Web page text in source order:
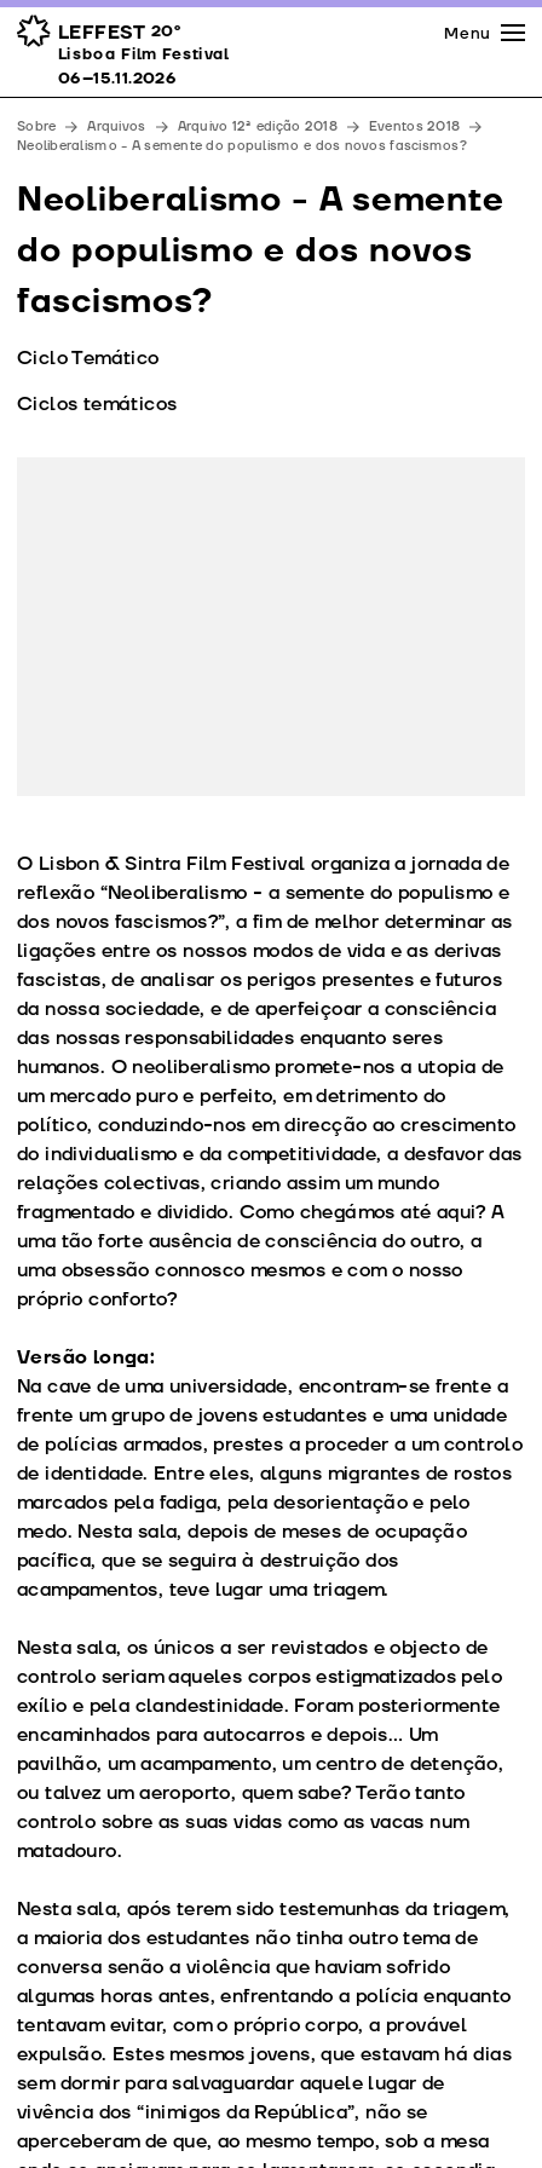
LEFFEST 20º
Lisboa Film Festival 06–15.11.2026
Prémios
Espaços
Apoios
Equipa
Downloads
Contactos
Menu
Lisboa Film Festival
06–15.11.2026
Sobre Arquivos Arquivo 12ª edição 2018
Eventos 2018
Neoliberalismo - A semente do populismo e dos novos fascismos?
Neoliberalismo - A semente
do populismo e dos novos
fascismos?
Ciclo Temático
Ciclos temáticos
O Lisbon & Sintra Film Festival organiza a jornada de
reflexão “Neoliberalismo - a semente do populismo e
dos novos fascismos?”, a fim de melhor determinar as
ligações entre os nossos modos de vida e as derivas
fascistas, de analisar os perigos presentes e futuros
da nossa sociedade, e de aperfeiçoar a consciência
das nossas responsabilidades enquanto seres
humanos. O neoliberalismo promete-nos a utopia de
um mercado puro e perfeito, em detrimento do
político, conduzindo-nos em direcção ao crescimento
do individualismo e da competitividade, a desfavor das
relações colectivas, criando assim um mundo
fragmentado e dividido. Como chegámos até aqui? A
uma tão forte ausência de consciência do outro, a
uma obsessão connosco mesmos e com o nosso
próprio conforto?
Versão longa:
Na cave de uma universidade, encontram-se frente a
frente um grupo de jovens estudantes e uma unidade
de polícias armados, prestes a proceder a um controlo
de identidade. Entre eles, alguns migrantes de rostos
marcados pela fadiga, pela desorientação e pelo
medo. Nesta sala, depois de meses de ocupação
pacífica, que se seguira à destruição dos
acampamentos, teve lugar uma triagem.
Nesta sala, os únicos a ser revistados e objecto de
controlo seriam aqueles corpos estigmatizados pelo
exílio e pela clandestinidade. Foram posteriormente
encaminhados para autocarros e depois… Um
pavilhão, um acampamento, um centro de detenção,
ou talvez um aeroporto, quem sabe? Terão tanto
controlo sobre as suas vidas como as vacas num
matadouro.
Nesta sala, após terem sido testemunhas da triagem,
a maioria dos estudantes não tinha outro tema de
conversa senão a violência que haviam sofrido
algumas horas antes, enfrentando a polícia enquanto
tentavam evitar, com o próprio corpo, a provável
expulsão. Estes mesmos jovens, que estavam há dias
sem dormir para salvaguardar aquele lugar de
vivência dos “inimigos da República”, não se
aperceberam de que, ao mesmo tempo, sob a mesa